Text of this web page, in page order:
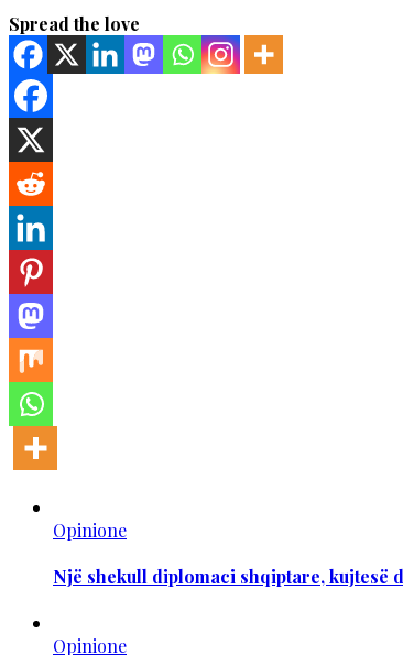
Spread the love
Opinione
Një shekull diplomaci shqiptare, kujtesë
Opinione